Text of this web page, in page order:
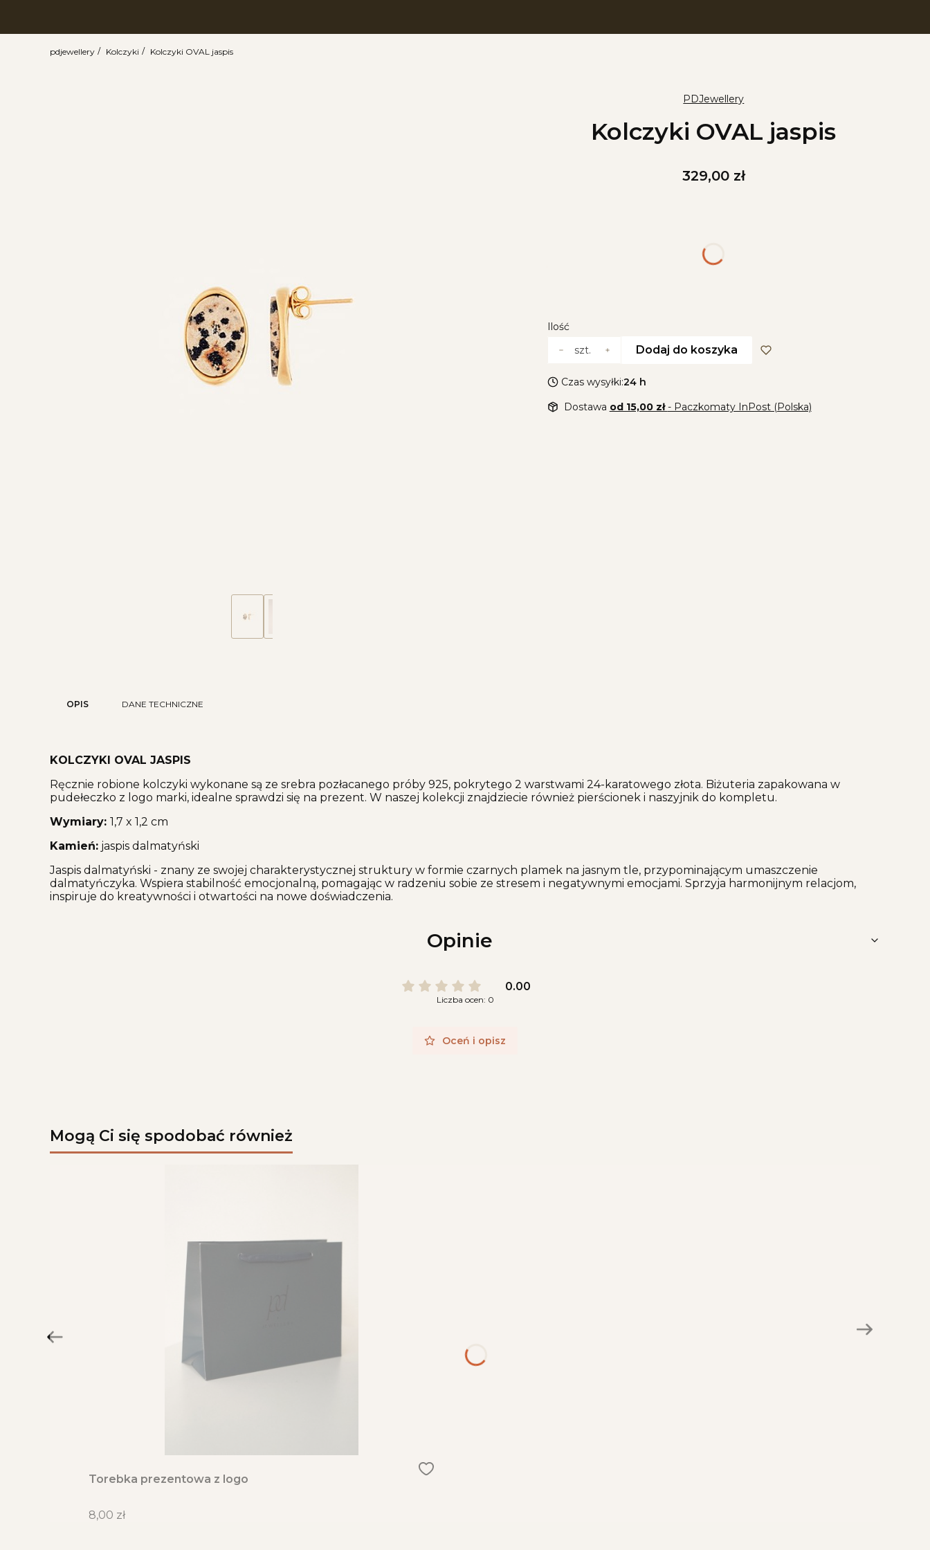
pdjewellery Kolczyki Kolczyki OVAL jaspis
PDJewellery
Kolczyki OVAL jaspis
Cena
329,00 zł
Ilość
szt.
Dodaj do koszyka
Czas wysyłki:24 h
Dostawa od 15,00 zł- Paczkomaty InPost (Polska)
OPIS DANE TECHNICZNE
KOLCZYKI OVAL JASPIS
Ręcznie robione kolczyki wykonane są ze srebra pozłacanego próby 925, pokrytego 2 warstwami 24-karatowego złota. Biżuteria zapakowana w
pudełeczko z logo marki, idealne sprawdzi się na prezent. W naszej kolekcji znajdziecie również pierścionek i naszyjnik do kompletu.
Wymiary: 1,7 x 1,2 cm
Kamień: jaspis dalmatyński
Jaspis dalmatyński - znany ze swojej charakterystycznej struktury w formie czarnych plamek na jasnym tle, przypominającym umaszczenie
dalmatyńczyka. Wspiera stabilność emocjonalną, pomagając w radzeniu sobie ze stresem i negatywnymi emocjami. Sprzyja harmonijnym relacjom,
inspiruje do kreatywności i otwartości na nowe doświadczenia.
Opinie
0.00
Liczba ocen: 0
Oceń i opisz
Mogą Ci się spodobać również
Torebka prezentowa z logo
Cena
8,00 zł